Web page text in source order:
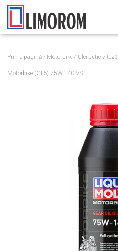
Prima pagină / Motorbike / Ulei cutie viteză
Motorbike (GL5) 75W-140 VS